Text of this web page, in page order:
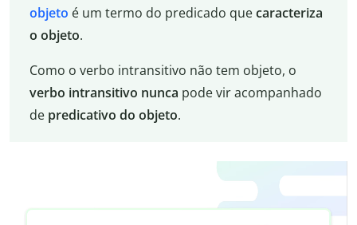
objeto é um termo do predicado quecaracteriza
o objeto.
Como o verbo intransitivo não tem objeto, o
verbo intransitivo nunca pode vir acompanhado
de predicativo do objeto.